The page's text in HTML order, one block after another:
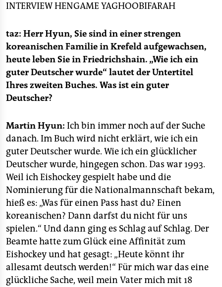
INTERVIEWHENGAME YAGHOOBIFARAH
taz: Herr Hyun, Sie sind in einer strengen
koreanischen Familie in Krefeld aufgewachsen,
heute leben Sie in Friedrichshain. „Wie ich ein
guter Deutscher wurde“ lautet der Untertitel
Ihres zweiten Buches. Was ist ein guter
Deutscher?
Martin Hyun: Ich bin immer noch auf der Suche
danach. Im Buch wird nicht erklärt, wie ich ein
guter Deutscher wurde. Wie ich ein glücklicher
Deutscher wurde, hingegen schon. Das war 1993.
Weil ich Eishockey gespielt habe und die
Nominierung für die Nationalmannschaft bekam,
hieß es: „Was für einen Pass hast du? Einen
koreanischen? Dann darfst du nicht für uns
spielen.“ Und dann ging es Schlag auf Schlag. Der
Beamte hatte zum Glück eine Affinität zum
Eishockey und hat gesagt: „Heute könnt ihr
allesamt deutsch werden!“ Für mich war das eine
glückliche Sache, weil mein Vater mich mit 18